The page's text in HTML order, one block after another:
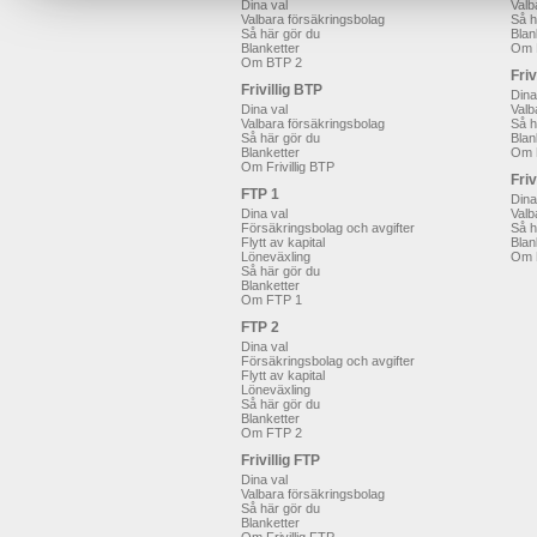
Dina val
Valbara försäkringsbolag
Så här gör du
Blanketter
Om BTP 2
Frivillig BTP
Dina val
Valbara försäkringsbolag
Så här gör du
Blanketter
Om Frivillig BTP
FTP 1
Dina val
Försäkringsbolag och avgifter
Flytt av kapital
Löneväxling
Så här gör du
Blanketter
Om FTP 1
FTP 2
Dina val
Försäkringsbolag och avgifter
Flytt av kapital
Löneväxling
Så här gör du
Blanketter
Om FTP 2
Frivillig FTP
Dina val
Valbara försäkringsbolag
Så här gör du
Blanketter
Så
Om
Så
Om
Så
Om